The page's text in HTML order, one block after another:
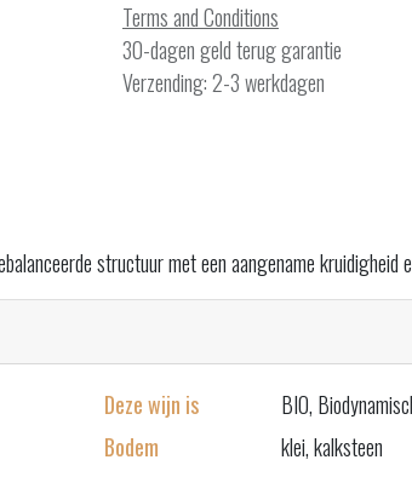
Terms and Conditions
30-dagen geld terug garantie
Verzending: 2-3 werkdagen
structuur met een aangename kruidigheid
Deze wijn is
BIO,
Bodem
klei, kalksteen